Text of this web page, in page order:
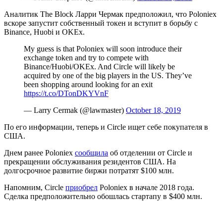
Аналитик The Block Ларри Чермак предположил, что Poloniex
вскоре запустит собственный токен и вступит в борьбу с
Binance, Huobi и OKEx.
My guess is that Poloniex will soon introduce their
exchange token and try to compete with
Binance/Huobi/OKEx. And Circle will likely be
acquired by one of the big players in the US. They’ve
been shopping around looking for an exit
https://t.co/DTonDKYVnF
— Larry Cermak (@lawmaster) October 18, 2019
По его информации, теперь и Circle ищет себе покупателя в
США.
Днем ранее Poloniex сообщила об отделении от Circle и
прекращении обслуживания резидентов США. На
долгосрочное развитие биржи потратят $100 млн.
Напомним, Circle приобрел Poloniex в начале 2018 года.
Сделка предположительно обошлась стартапу в $400 млн.